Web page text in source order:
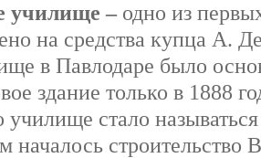
училище – одно из
на средства купца А.
в Павлодаре было
здание только в 1888
училище стало
началось строительство